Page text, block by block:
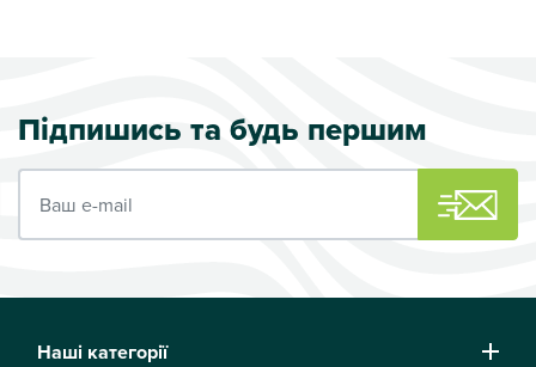
Підпишись та будь першим
Наші категорії